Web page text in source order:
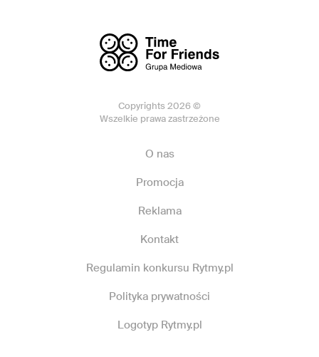
Copyrights 2026 ©
Wszelkie prawa zastrzeżone
O nas
Promocja
Reklama
Kontakt
Regulamin konkursu Rytmy.pl
Polityka prywatności
Logotyp Rytmy.pl